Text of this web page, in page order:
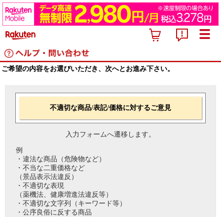
ご希望の内容をお選びいただき、次へとお進み下さい。
不適切な商品/表記/価格に対するご意見
入力フォームへ遷移します。
例
・違法な商品（危険物など）
・不当な二重価格など
（景品表示法違反）
・不適切な表現
（薬機法、健康増進法違反等）
・不適切な文字列（キーワード等）
・公序良俗に反する商品